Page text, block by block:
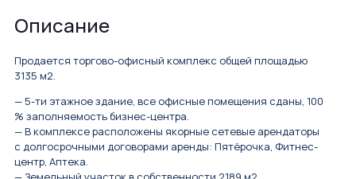
Описание
Продается торгово-офисный комплекс общей площадью
3135 м2.
— 5-ти этажное здание, все офисные помещения сданы, 100
% заполняемость бизнес-центра.
— В комплексе расположены якорные сетевые арендаторы
с долгосрочными договорами аренды: Пятёрочка, Фитнес-
центр, Аптека.